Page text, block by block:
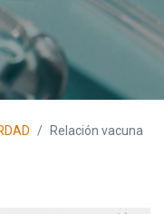
Relación vacuna